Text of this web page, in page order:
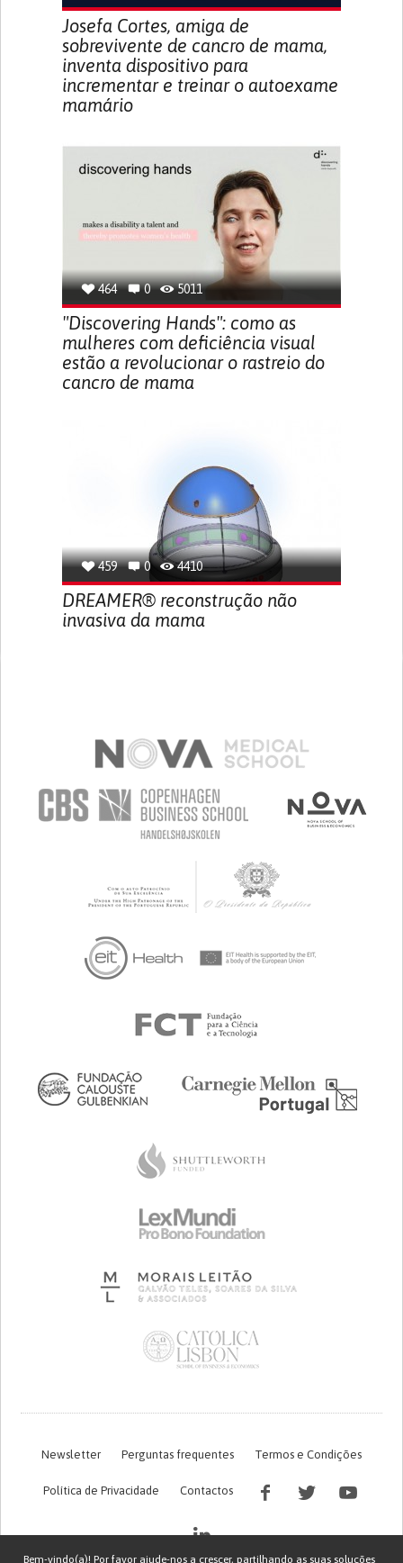
Josefa Cortes, amiga de
sobrevivente de cancro de mama,
inventa dispositivo para
incrementar e treinar o autoexame
mamário
464 0 5011
"Discovering Hands": como as
mulheres com deficiência visual
estão a revolucionar o rastreio do
cancro de mama
459 0 4410
DREAMER® reconstrução não
invasiva da mama
Newsletter Perguntas frequentes Termos e Condições
Política de Privacidade Contactos
Bem-vindo(a)! Por favor ajude-nos a crescer, partilhando as suas soluções